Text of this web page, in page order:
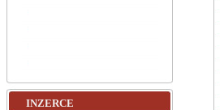
INZERCE